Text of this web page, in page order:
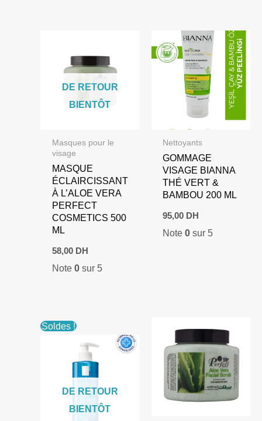
DE RETOUR
BIENTÔT
Masques pour le
visage
MASQUE
ÉCLAIRCISSANT
À L’ALOE VERA
PERFECT
COSMETICS 500
ML
58,00 DH
Note 0sur 5
Nettoyants
GOMMAGE
VISAGE BIANNA
THÉ VERT &
BAMBOU 200 ML
95,00 DH
Note0 sur 5
Soldes !
DE RETOUR
BIENTÔT